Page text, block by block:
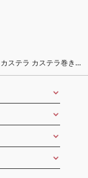
ステラ カステラ巻き